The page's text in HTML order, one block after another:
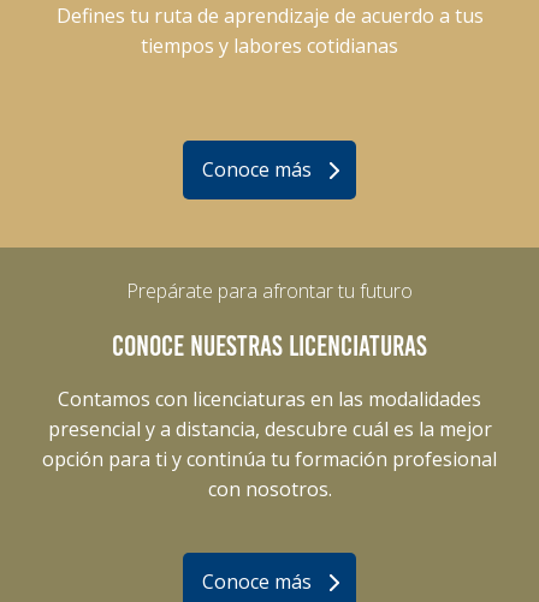
Defines tu ruta de aprendizaje de acuerdo a tus
tiempos y labores cotidianas
Conoce más
Prepárate para afrontar tu futuro
CONOCE NUESTRAS LICENCIATURAS
Contamos con licenciaturas en las modalidades
presencial y a distancia, descubre cuál es la mejor
opción para ti y continúa tu formación profesional
con nosotros.
Conoce más